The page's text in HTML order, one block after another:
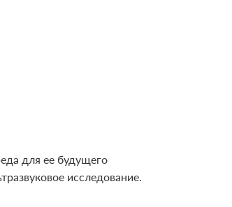
для ее будущего
исследование.